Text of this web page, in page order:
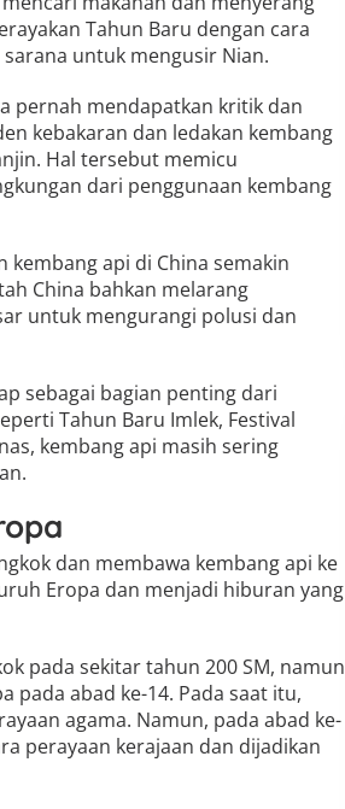
Tahun Baru dengan cara
untuk mengusir Nian.
pernah mendapatkan kritik dan
kebakaran dan ledakan kembang
Hal tersebut memicu
dari penggunaan kembang
api di China semakin
China bahkan melarang
untuk mengurangi polusi dan
sebagai bagian penting dari
Tahun Baru Imlek, Festival
kembang api masih sering
dan membawa kembang api ke
Eropa dan menjadi hiburan yang
pada sekitar tahun 200 SM, namun
pada abad ke-14. Pada saat itu,
agama. Namun, pada abad ke-
perayaan kerajaan dan dijadikan